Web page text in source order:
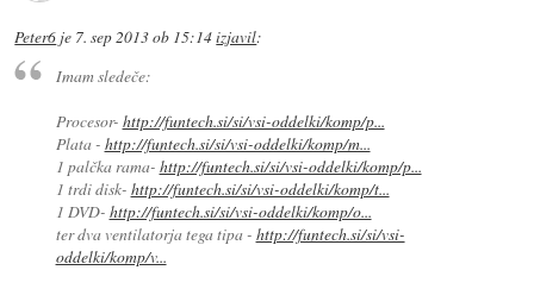
Peter6 je 7. sep 2013 ob 15:14izjavil:
Imam sledeče:
Procesor- http://funtech.si/si/vsi-oddelki/komp/p...
Plata - http://funtech.si/si/vsi-oddelki/komp/m...
1 palčka rama- http://funtech.si/si/vsi-oddelki/komp/p...
1 trdi disk- http://funtech.si/si/vsi-oddelki/komp/t...
1 DVD- http://funtech.si/si/vsi-oddelki/komp/o...
ter dva ventilatorja tega tipa - http://funtech.si/si/vsi-
oddelki/komp/v...